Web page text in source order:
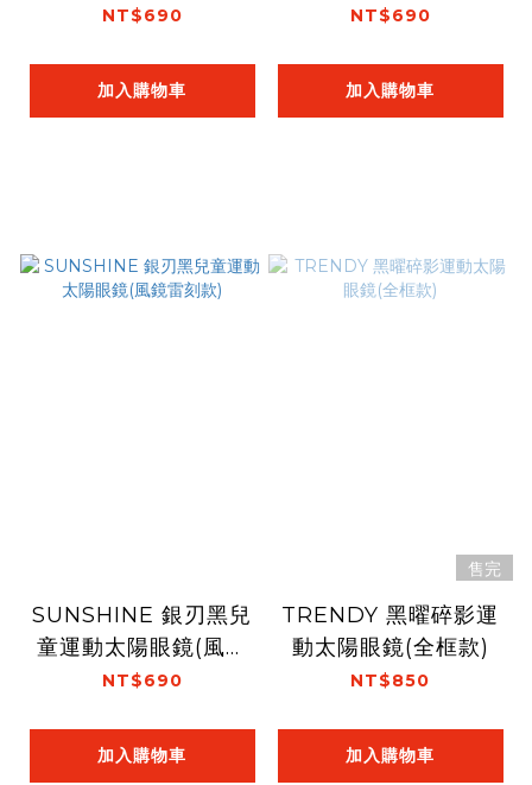
全框款)
NT$690
加入購物車
雷刻款)
NT$690
加入購物車
SUNSHINE 銀刃黑兒
童運動太陽眼鏡(風鏡
雷刻款)
NT$690
加入購物車
售完
TRENDY 黑曜碎影運
動太陽眼鏡(全框款)
NT$850
加入購物車